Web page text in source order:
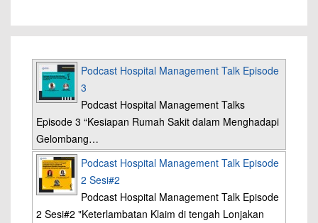
Podcast Hospital Management Talk Episode
3
Podcast Hospital Management Talks
Episode 3 “Kesiapan Rumah Sakit dalam Menghadapi
Gelombang…
Podcast Hospital Management Talk Episode
2 Sesi#2
Podcast Hospital Management Talk Episode
2 Sesi#2 "Keterlambatan Klaim di tengah Lonjakan